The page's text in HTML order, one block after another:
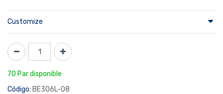
Customize
70 Par disponible
Código: BE306L-08